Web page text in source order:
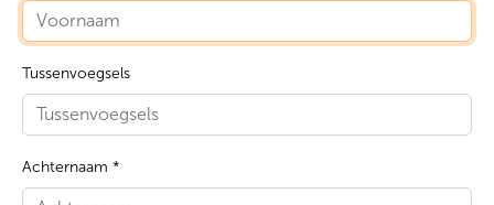
Tussenvoegsels
Achternaam *